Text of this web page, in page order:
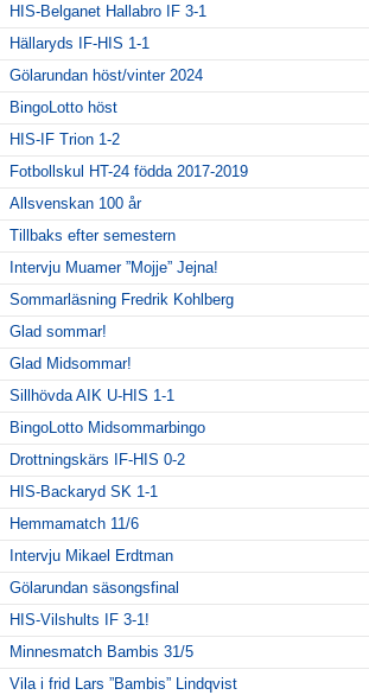
HIS-Belganet Hallabro IF 3-1
Hällaryds IF-HIS 1-1
Gölarundan höst/vinter 2024
BingoLotto höst
HIS-IF Trion 1-2
Fotbollskul HT-24 födda 2017-2019
Allsvenskan 100 år
Tillbaks efter semestern
Intervju Muamer ”Mojje” Jejna!
Sommarläsning Fredrik Kohlberg
Glad sommar!
Glad Midsommar!
Sillhövda AIK U-HIS 1-1
BingoLotto Midsommarbingo
Drottningskärs IF-HIS 0-2
HIS-Backaryd SK 1-1
Hemmamatch 11/6
Intervju Mikael Erdtman
Gölarundan säsongsfinal
HIS-Vilshults IF 3-1!
Minnesmatch Bambis 31/5
Vila i frid Lars ”Bambis” Lindqvist